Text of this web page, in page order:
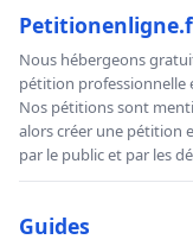
Nous hébergeons
pétition professionnelle
Nos pétitions sont
alors créer une pétition
par le public et par les
Guides